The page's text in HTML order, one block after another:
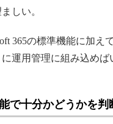
しい。
365の標準機能に加え
運用管理に組み込め
で十分かどうかを判